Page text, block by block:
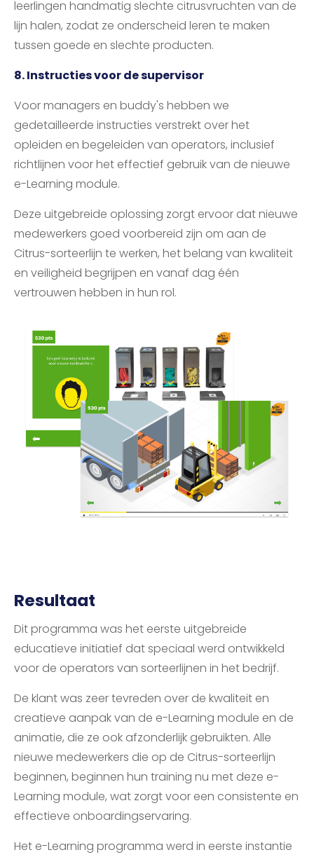
leerlingen handmatig slechte citrusvruchten van de
lijn halen, zodat ze onderscheid leren te maken
tussen goede en slechte producten.
8. Instructies voor de supervisor
Voor managers en buddy's hebben we
gedetailleerde instructies verstrekt over het
opleiden en begeleiden van operators, inclusief
richtlijnen voor het effectief gebruik van de nieuwe
e-Learning module.
Deze uitgebreide oplossing zorgt ervoor dat nieuwe
medewerkers goed voorbereid zijn om aan de
Citrus-sorteerlijn te werken, het belang van kwaliteit
en veiligheid begrijpen en vanaf dag één
vertrouwen hebben in hun rol.
Resultaat
Dit programma was het eerste uitgebreide
educatieve initiatief dat speciaal werd ontwikkeld
voor de operators van sorteerlijnen in het bedrijf.
De klant was zeer tevreden over de kwaliteit en
creatieve aanpak van de e-Learning module en de
animatie, die ze ook afzonderlijk gebruikten. Alle
nieuwe medewerkers die op de Citrus-sorteerlijn
beginnen, beginnen hun training nu met deze e-
Learning module, wat zorgt voor een consistente en
effectieve onboardingservaring.
Het e-Learning programma werd in eerste instantie